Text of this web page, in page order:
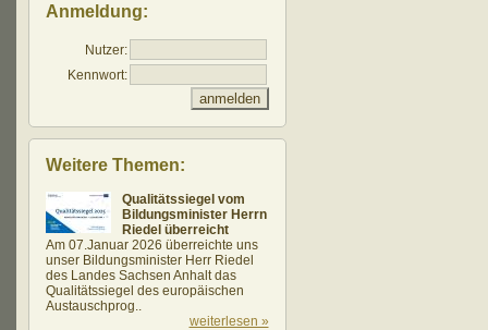
Anmeldung:
Nutzer:
Kennwort:
Weitere Themen:
Qualitätssiegel vom
Bildungsminister Herrn
Riedel überreicht
Am 07.Januar 2026 überreichte uns
unser Bildungsminister Herr Riedel
des Landes Sachsen Anhalt das
Qualitätssiegel des europäischen
Austauschprog..
weiterlesen »